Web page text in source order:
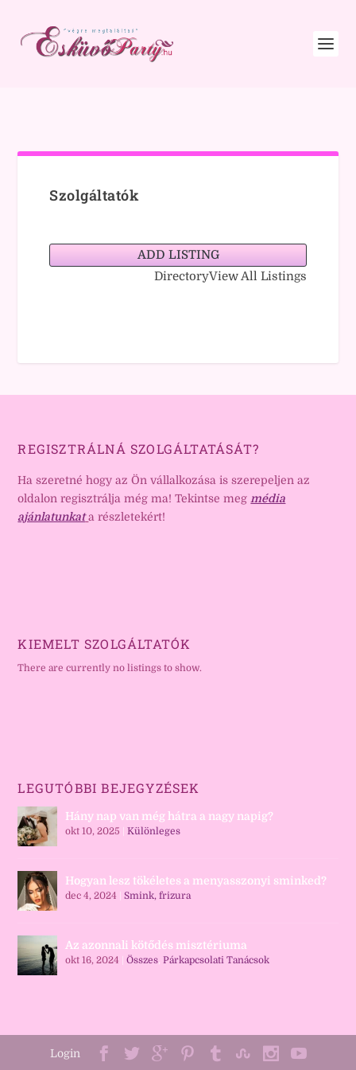
Szolgáltatók
DirectoryView All Listings
ADD LISTING
REGISZTRÁLNÁ SZOLGÁLTATÁSÁT?
Ha szeretné hogy az Ön vállalkozása is szerepeljen az
oldalon regisztrálja még ma! Tekintse meg média
ajánlatunkat a részletekért!
KIEMELT SZOLGÁLTATÓK
There are currently no listings to show.
LEGUTÓBBI BEJEGYZÉSEK
Hány nap van még hátra a nagy napig?
okt 10, 2025 |Különleges
Hogyan lesz tökéletes a menyasszonyi sminked?
dec 4, 2024 |Smink, frizura
Az azonnali kötődés misztériuma
okt 16, 2024 |Összes,Párkapcsolati Tanácsok
Login